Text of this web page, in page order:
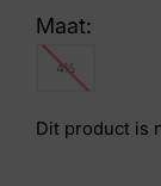
Maat:
4½
Dit product is